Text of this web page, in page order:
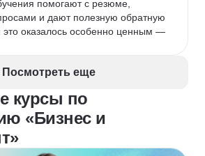
помогают с резюме,
и дают полезную обратную
это оказалось особенно ценным —
Посмотреть еще
курсы по
«Бизнес и